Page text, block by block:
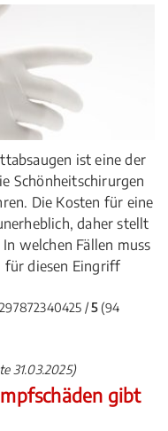
ist eine der
Schönheitschirurgen
Die Kosten für eine
daher stellt
welchen Fällen muss
für diesen Eingriff
/5(94
31.03.2025)
gibt